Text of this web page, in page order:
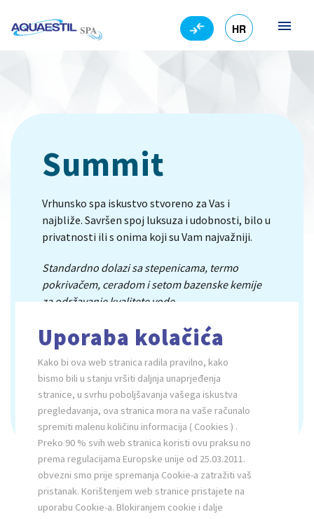
HR
Summit
Vrhunsko spa iskustvo stvoreno za Vas i
najbliže. Savršen spoj luksuza i udobnosti, bilo u
privatnosti ili s onima koji su Vam najvažniji.
Standardno dolazi sa stepenicama, termo
pokrivačem, ceradom i setom bazenske kemije
za održavanje kvalitete vode.
Ø 214 cm
max. 50
SUPREMEPRESTIGE
Uporaba kolačića
Kako bi ova web stranica radila pravilno, kako
bismo bili u stanju vršiti daljnja unaprjeđenja
stranice, u svrhu poboljšavanja vašega iskustva
pregledavanja, ova stranica mora na vaše računalo
spremiti malenu količinu informacija ( Cookies ) .
Preko 90 % svih web stranica koristi ovu praksu no
prema regulacijama Europske unije od 25.03.2011.
obvezni smo prije spremanja Cookie-a zatražiti vaš
pristanak. Korištenjem web stranice pristajete na
uporabu Cookie-a. Blokiranjem cookie i dalje